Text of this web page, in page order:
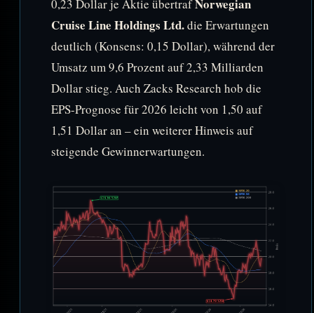
0,23 Dollar je Aktie übertrafNorwegian
Cruise Line Holdings Ltd.die Erwartungen
deutlich (Konsens: 0,15 Dollar), während der
Umsatz um 9,6 Prozent auf 2,33 Milliarden
Dollar stieg. Auch Zacks Research hob die
EPS-Prognose für 2026 leicht von 1,50 auf
1,51 Dollar an – ein weiterer Hinweis auf
steigende Gewinnerwartungen.